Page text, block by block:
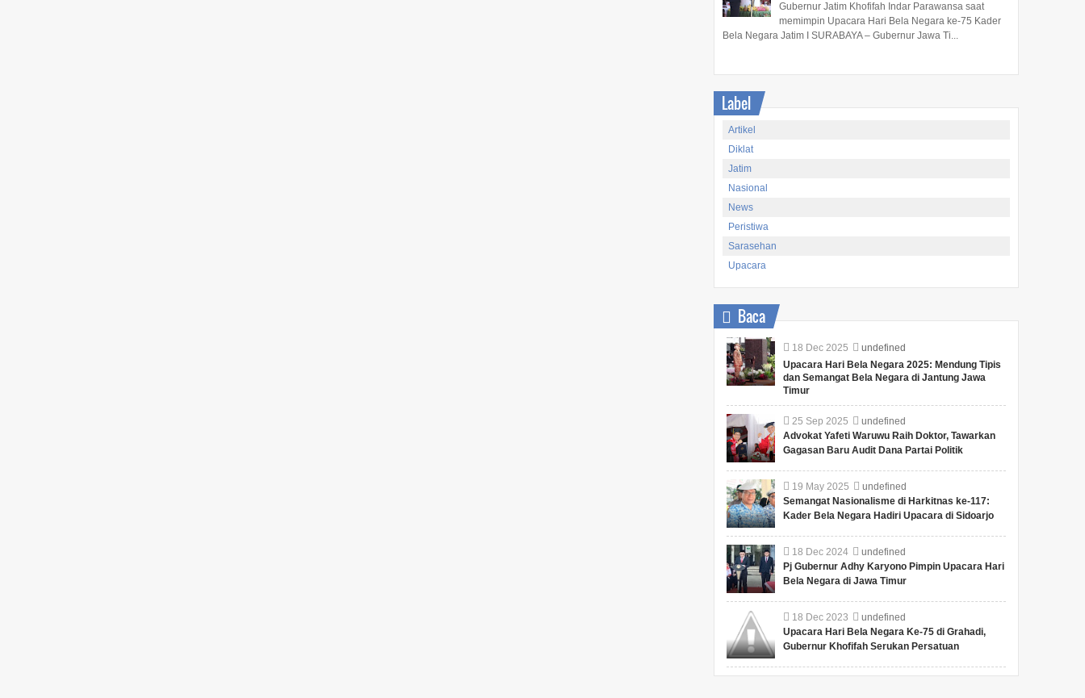
Gubernur Jatim Khofifah Indar Parawansa saat
memimpin Upacara Hari Bela Negara ke-75 Kader
Bela Negara Jatim I SURABAYA – Gubernur Jawa Ti...
Label
Artikel
Diklat
Jatim
Nasional
News
Peristiwa
Sarasehan
Upacara
Baca
18 Dec 2025
undefined
Upacara Hari Bela Negara 2025: Mendung Tipis
dan Semangat Bela Negara di Jantung Jawa
Timur
25 Sep 2025
undefined
Advokat Yafeti Waruwu Raih Doktor, Tawarkan
Gagasan Baru Audit Dana Partai Politik
19 May 2025
undefined
Semangat Nasionalisme di Harkitnas ke-117:
Kader Bela Negara Hadiri Upacara di Sidoarjo
18 Dec 2024
undefined
Pj Gubernur Adhy Karyono Pimpin Upacara Hari
Bela Negara di Jawa Timur
18 Dec 2023
undefined
Upacara Hari Bela Negara Ke-75 di Grahadi,
Gubernur Khofifah Serukan Persatuan